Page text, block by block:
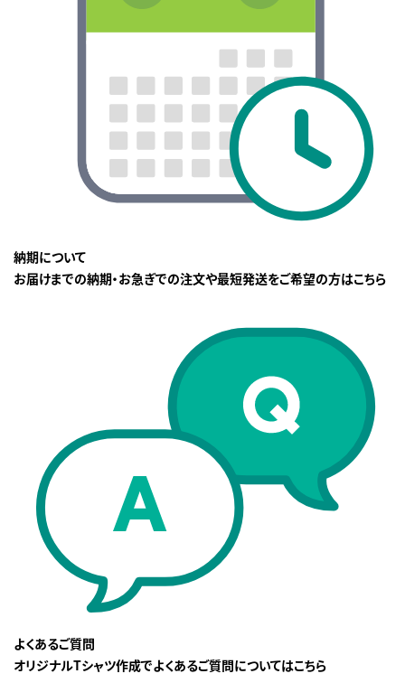
納期について
お届けまでの納期・お急ぎでの注文や最短発送をご希望の方はこちら
よくあるご質問
オリジナルTシャツ作成でよくあるご質問についてはこちら